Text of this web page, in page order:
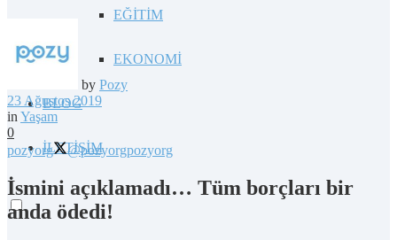
EĞİTİM
EKONOMİ
BLOG
İLETİŞİM
by Pozy
23 Ağustos 2019
in Yaşam
0
pozyorg
@pozyorgpozyorg
İsmini açıklamadı… Tüm borçları bir
anda ödedi!